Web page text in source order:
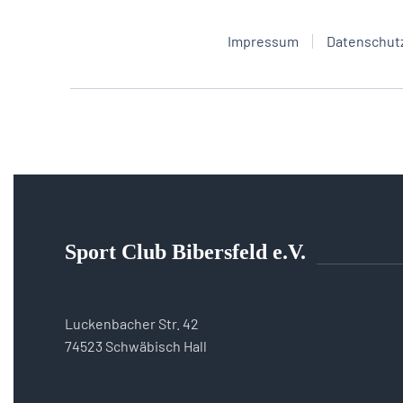
Impressum
Sport Club Bibersfeld e.V.
Luckenbacher Str. 42
74523 Schwäbisch Hall